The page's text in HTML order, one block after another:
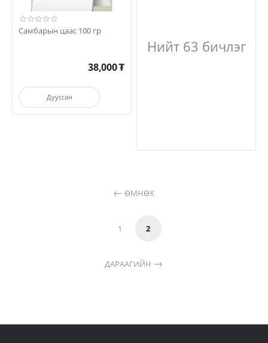
Самбарын цаас 100 гр
38,000₮
Дууссан
Нийт 63 бичлэг
ӨМНӨХ
1 2
ДАРААГИЙН